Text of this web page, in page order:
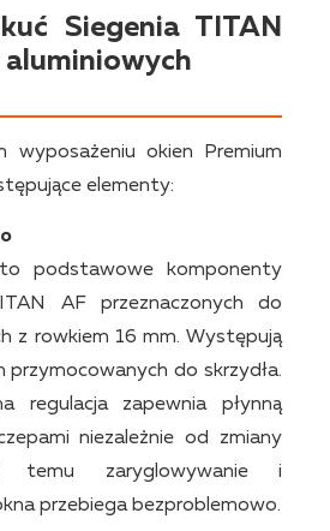
Siegenia TITAN
aluminiowych
wyposażeniu okien Premium
elementy:
podstawowe komponenty
AF przeznaczonych do
z rowkiem 16 mm. Występują
przymocowanych do skrzydła.
regulacja zapewnia płynną
niezależnie od zmiany
temu zaryglowywanie i
przebiega bezproblemowo.